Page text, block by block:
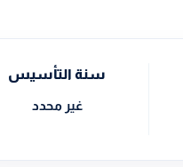
سنة التأسيس
غير محدد